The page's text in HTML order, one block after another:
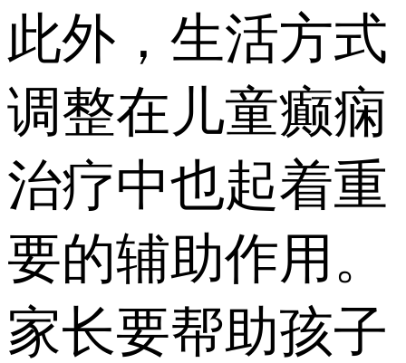
此外，生活方式
调整在儿童癫痫
治疗中也起着重
要的辅助作用。
家长要帮助孩子